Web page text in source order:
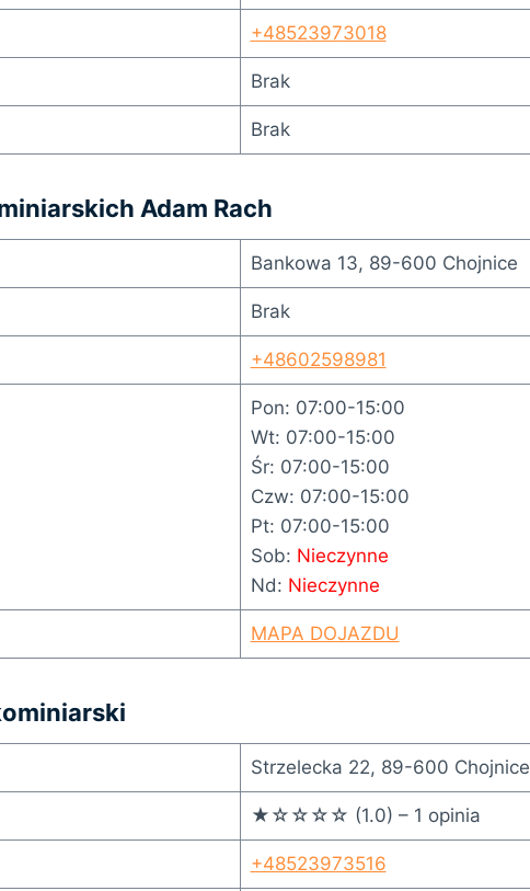
+48523973018
Brak
Brak
Adam Rach
Bankowa 13, 89-600 Chojnice
Brak
+48602598981
Pon: 07:00-15:00
Wt: 07:00-15:00
Śr: 07:00-15:00
Czw: 07:00-15:00
Pt: 07:00-15:00
Sob: Nieczynne
Nd: Nieczynne
MAPA DOJAZDU
Strzelecka 22, 89-600 Chojnice
★☆☆☆☆ (1.0) – 1 opinia
+48523973516